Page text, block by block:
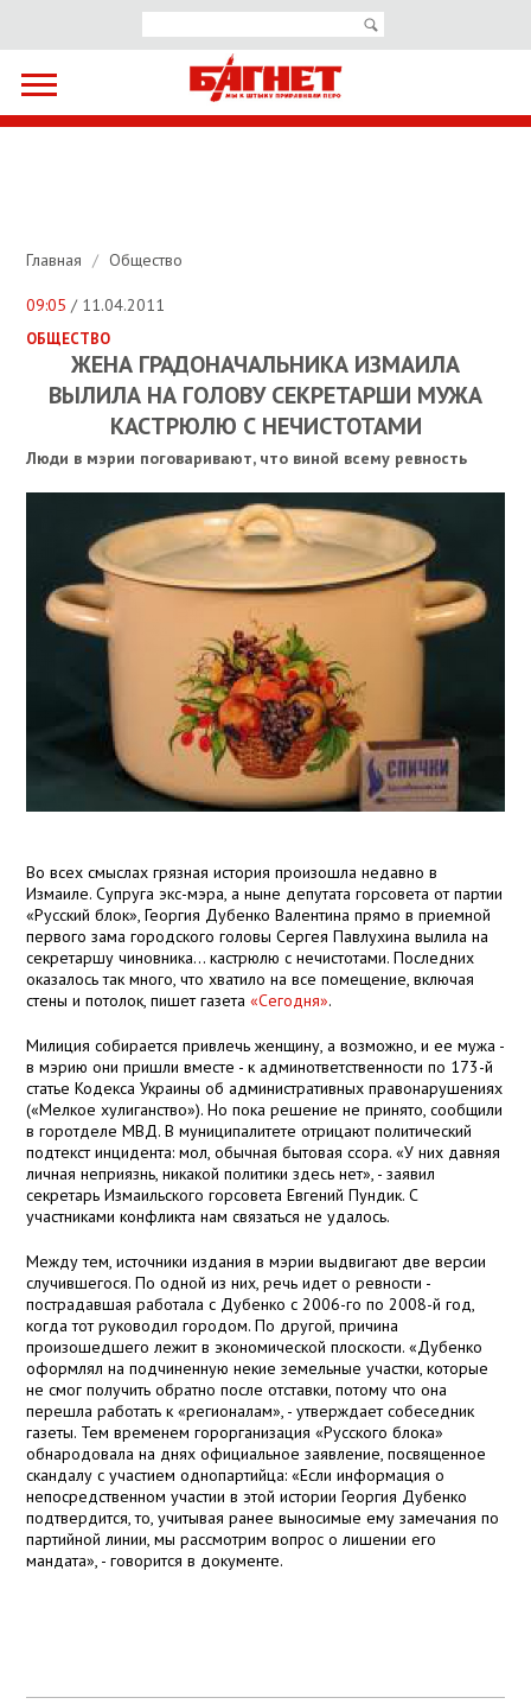
Главная / Общество
09:05 / 11.04.2011
ОБЩЕСТВО
ЖЕНА ГРАДОНАЧАЛЬНИКА ИЗМАИЛА
ВЫЛИЛА НА ГОЛОВУ СЕКРЕТАРШИ МУЖА
КАСТРЮЛЮ С НЕЧИСТОТАМИ
Люди в мэрии поговаривают, что виной всему ревность
Во всех смыслах грязная история произошла недавно в
Измаиле. Супруга экс-мэра, а ныне депутата горсовета от партии
«Русский блок», Георгия Дубенко Валентина прямо в приемной
первого зама городского головы Сергея Павлухина вылила на
секретаршу чиновника... кастрюлю с нечистотами. Последних
оказалось так много, что хватило на все помещение, включая
стены и потолок, пишет газета«Сегодня».
Милиция собирается привлечь женщину, а возможно, и ее мужа -
в мэрию они пришли вместе - к админответственности по 173-й
статье Кодекса Украины об административных правонарушениях
(«Мелкое хулиганство»). Но пока решение не принято, сообщили
в горотделе МВД. В муниципалитете отрицают политический
подтекст инцидента: мол, обычная бытовая ссора. «У них давняя
личная неприязнь, никакой политики здесь нет», - заявил
секретарь Измаильского горсовета Евгений Пундик. С
участниками конфликта нам связаться не удалось.
Между тем, источники издания в мэрии выдвигают две версии
случившегося. По одной из них, речь идет о ревности -
пострадавшая работала с Дубенко с 2006-го по 2008-й год,
когда тот руководил городом. По другой, причина
произошедшего лежит в экономической плоскости. «Дубенко
оформлял на подчиненную некие земельные участки, которые
не смог получить обратно после отставки, потому что она
перешла работать к «регионалам», - утверждает собеседник
газеты. Тем временем горорганизация «Русского блока»
обнародовала на днях официальное заявление, посвященное
скандалу с участием однопартийца: «Если информация о
непосредственном участии в этой истории Георгия Дубенко
подтвердится, то, учитывая ранее выносимые ему замечания по
партийной линии, мы рассмотрим вопрос о лишении его
мандата», - говорится в документе.